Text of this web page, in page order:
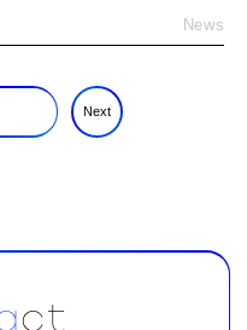
News
Next
ct